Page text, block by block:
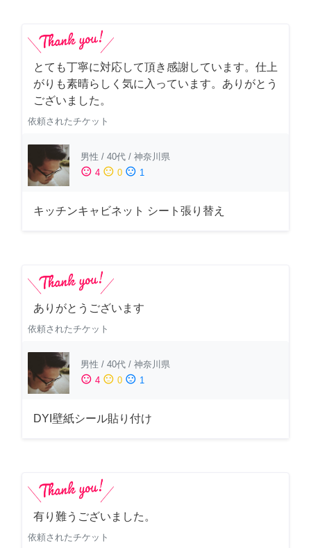
とても丁寧に対応して頂き感謝しています。仕上
がりも素晴らしく気に入っています。ありがとう
ございました。
依頼されたチケット
男性 / 40代 / 神奈川県
sentiment_satisfied 4 sentiment_neutral 0 sentiment_dissatisfied 1
キッチンキャビネット シート張り替え
ありがとうございます
依頼されたチケット
男性 / 40代 / 神奈川県
sentiment_satisfied 4 sentiment_neutral 0 sentiment_dissatisfied 1
DYI壁紙シール貼り付け
有り難うございました。
依頼されたチケット